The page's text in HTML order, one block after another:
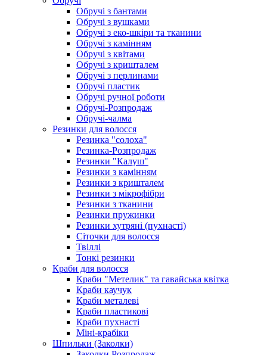
Обручі з бантами
Обручі з вушками
Обручі з еко-шкіри та тканини
Обручі з камінням
Обручі з квітами
Обручі з кришталем
Обручі з перлинами
Обручі пластик
Обручі ручної роботи
Обручі-Розпродаж
Обручі-чалма
Резинки для волосся
Резинка "солоха"
Резинка-Розпродаж
Резинки "Калуш"
Резинки з камінням
Резинки з кришталем
Резинки з мікрофібри
Резинки з тканини
Резинки пружинки
Резинки хутряні (пухнасті)
Сіточки для волосся
Твіллі
Тонкі резинки
Краби для волосся
Краби "Метелик" та гавайська квітка
Краби каучук
Краби металеві
Краби пластикові
Краби пухнасті
Міні-крабіки
Шпильки (Заколки)